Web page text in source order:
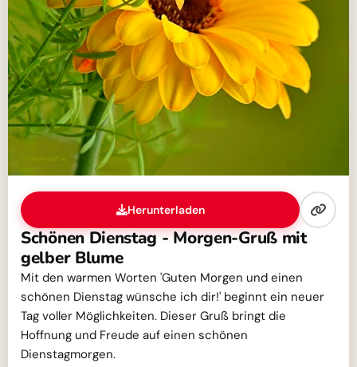
Herunterladen
Schönen Dienstag - Morgen-Gruß mit
gelber Blume
Mit den warmen Worten 'Guten Morgen und einen
schönen Dienstag wünsche ich dir!' beginnt ein neuer
Tag voller Möglichkeiten. Dieser Gruß bringt die
Hoffnung und Freude auf einen schönen
Dienstagmorgen.